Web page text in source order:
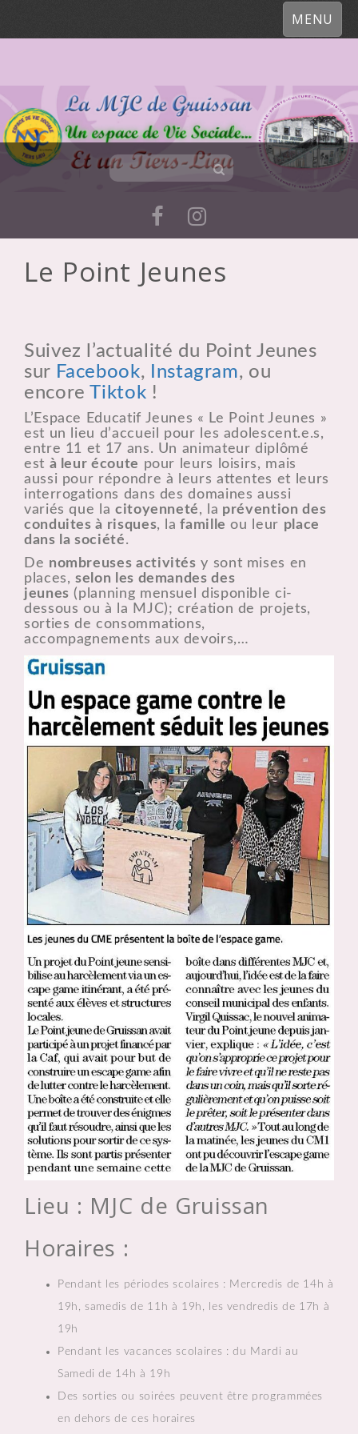
MENU
Le Point Jeunes
Suivez l’actualité du Point Jeunes
sur Facebook, Instagram, ou
encoreTiktok !
L’Espace Educatif Jeunes « Le Point Jeunes »
est un lieu d’accueil pour les adolescent.e.s,
entre 11 et 17 ans. Un animateur diplômé
est à leur écoute pour leurs loisirs, mais
aussi pour répondre à leurs attentes et leurs
interrogations dans des domaines aussi
variés que la citoyenneté, la prévention des
conduites à risques, la famille ou leur place
dans la société.
De nombreuses activités y sont mises en
places,selon les demandes des
jeunes (planning mensuel disponible ci-
dessous ou à la MJC); création de projets,
sorties de consommations,
accompagnements aux devoirs,…
Lieu : MJC de Gruissan
Horaires :
Pendant les périodes scolaires : Mercredis de 14h à
19h, samedis de 11h à 19h, les vendredis de 17h à
19h
Pendant les vacances scolaires : du Mardi au
Samedi de 14h à 19h
Des sorties ou soirées peuvent être programmées
en dehors de ces horaires